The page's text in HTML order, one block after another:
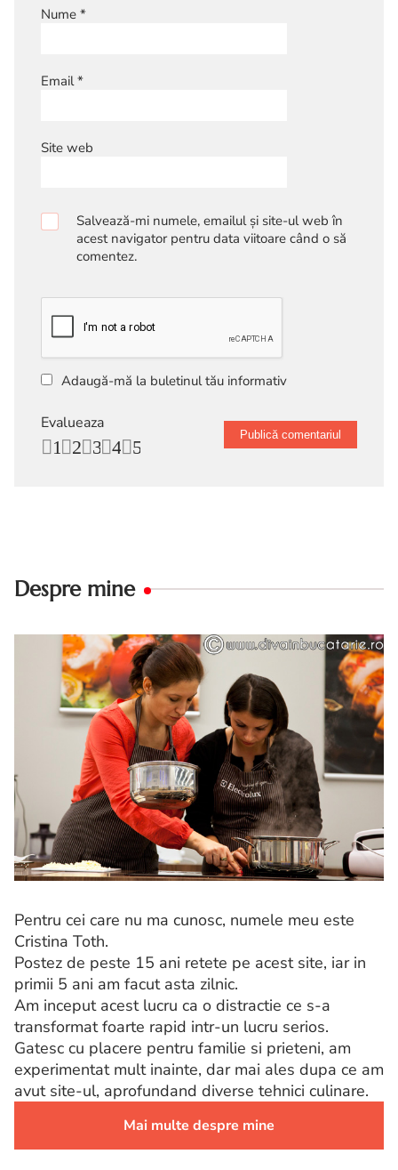
Nume *
Email*
Site web
Salvează-mi numele, emailul și site-ul web în
acest navigator pentru data viitoare când o să
comentez.
Adaugă-mă la buletinul tău informativ
Evalueaza
5
4
3
2
1
Despre mine
Pentru cei care nu ma cunosc, numele meu este
Cristina Toth.
Postez de peste 15 ani retete pe acest site, iar in
primii 5 ani am facut asta zilnic.
Am inceput acest lucru ca o distractie ce s-a
transformat foarte rapid intr-un lucru serios.
Gatesc cu placere pentru familie si prieteni, am
experimentat mult inainte, dar mai ales dupa ce am
avut site-ul, aprofundand diverse tehnici culinare.
Mai multe despre mine